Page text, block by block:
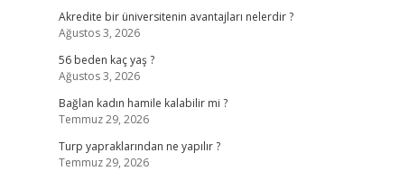
Akredite bir üniversitenin avantajları nelerdir ?
Ağustos 3, 2026
56 beden kaç yaş ?
Ağustos 3, 2026
Bağlan kadın hamile kalabilir mi ?
Temmuz 29, 2026
Turp yapraklarından ne yapılır ?
Temmuz 29, 2026